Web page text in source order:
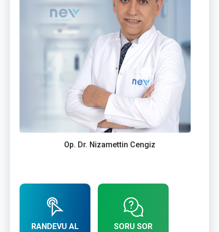
Op. Dr. Nizamettin Cengiz
RANDEVU AL SORU SOR